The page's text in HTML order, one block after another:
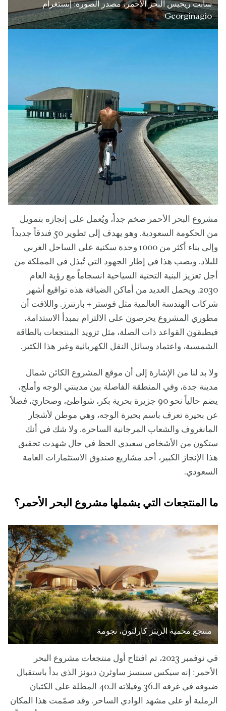
سانت ريجيس البحر الأحمر، مصدر الصورة: إنستغرام
Georginagio
مشروع البحر الأحمر ضخم جداً، ويُعمل على إنجازه بتمويل
من الحكومة السعودية. وهو يهدف إلى تطوير 50 فندقاً جديداً
وإلى بناء أكثر من 1000 وحدة سكنية على الساحل الغربي
للبلاد. ويصب هذا في إطار الجهود التي تُبذل في المملكة من
أجل تعزيز البنية التحتية السياحية انسجاماً مع رؤية العام
2030. ويحمل العديد من أماكن الضيافة هذه تواقيع أشهر
شركات الهندسة العالمية مثل فوستر + بارتنرز. واللافت أن
مطوري المشروع يحرصون على الالتزام بمبدأ الاستدامة،
فيطبقون القواعد ذات الصلة، مثل تزويد المنتجعات بالطاقة
الشمسية، واعتماد وسائل النقل الكهربائية وغير هذا الكثير.
ولا بد لنا من الإشارة إلى أن موقع المشروع الكائن شمال
مدينة جدة، وفي المنطقة الفاصلة بين مدينتي الوجه وأملج،
يضم حالياً نحو 90 جزيرة بحرية بكر، شواطئ، وصحاريَ، فضلاً
عن بحيرة تعرف باسم بحيرة الوجه، وهي موطن لأشجار
المانغروف والشعاب المرجانية الساحرة. ولا شك في أنك
ستكون من الأشخاص سعيدي الحظ في حال شهدت تحقيق
هذا الإنجاز الكبير، أحد مشاريع صندوق الاستثمارات العامة
السعودي.
ما المنتجعات التي يشملها مشروع البحر الأحمر؟
منتجع محمية الريتز كارلتون، نجومة
في نوفمبر 2023، تم افتتاح أول منتجعات مشروع البحر
الأحمر: إنه سيكس سينسز ساوثرن ديونز الذي بدأ باستقبال
ضيوفه في غرفه الـ36 وفيلاته الـ40 المطلة على الكثبان
الرملية أو على مشهد الوادي الساحر. وقد صمّمت هذا المكان